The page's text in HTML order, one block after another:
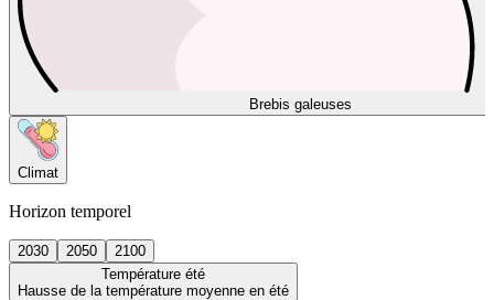
Brebis galeuses
Climat
Horizon temporel
2030 2050
2100
Température été
Hausse de la température moyenne en été